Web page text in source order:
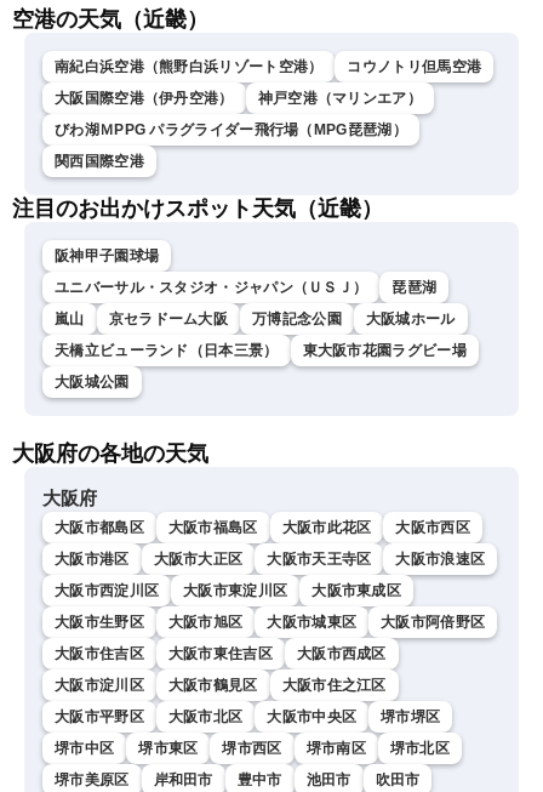
スLiVE〉
空港の天気（近畿）
南紀白浜空港（熊野白浜リゾート空港）
コウノトリ但馬空港
大阪国際空港（伊丹空港）
神戸空港（マリンエア）
びわ湖ＭPPG パラグライダー飛行場（MPG琵琶湖）
関西国際空港
注目のお出かけスポット天気（近畿）
阪神甲子園球場
ユニバーサル・スタジオ・ジャパン（ＵＳＪ）
琵琶湖
嵐山
京セラドーム大阪 万博記念公園
大阪城ホール
天橋立ビューランド（日本三景）
東大阪市花園ラグビー場
大阪城公園
大阪府の各地の天気
大阪府
大阪市都島区 大阪市福島区 大阪市此花区
大阪市西区
大阪市港区
大阪市大正区 大阪市天王寺区
大阪市浪速区
大阪市西淀川区
大阪市東淀川区
大阪市東成区
大阪市生野区
大阪市旭区 大阪市城東区
大阪市阿倍野区
大阪市住吉区
大阪市東住吉区
大阪市西成区
大阪市淀川区
大阪市鶴見区
大阪市住之江区
大阪市平野区
大阪市北区 大阪市中央区
堺市堺区
堺市中区
堺市東区 堺市西区 堺市南区
堺市北区
堺市美原区
岸和田市 豊中市 池田市 吹田市